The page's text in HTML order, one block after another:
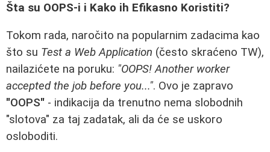
Šta su OOPS-i i Kako ih Efikasno Koristiti?
Tokom rada, naročito na popularnim zadacima kao
što su Test a Web Application (često skraćeno TW),
nailazićete na poruku: "OOPS! Another worker
accepted the job before you...". Ovo je zapravo
"OOPS" - indikacija da trenutno nema slobodnih
"slotova" za taj zadatak, ali da će se uskoro
osloboditi.